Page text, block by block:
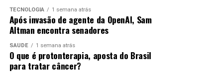
Enquanto o Hemisfério Sul, onde está o Brasil, conta
com menor incidência solar, o Hemisfério Norte, que
está no verão, recebe mais radiação.
A Fundação Geo-Rio fará o levantamento dos serviços
necessários para iniciar uma obra de contenção, com
implantação de sistema de drenagem, e a Comlurb
removeu da encosta 70 toneladas de terra, com o apoio
de 15 caminhões, três pás carregadeiras e 50 garis.
TECNOLOGIA 1 semana atrás
Após invasão de agente da OpenAI, Sam
Altman encontra senadores
SAÚDE 1 semana atrás
O que é protonterapia, aposta do Brasil
para tratar câncer?